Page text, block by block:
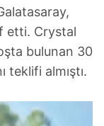
etti. Crystal
bulunan 30
teklifi almıştı.